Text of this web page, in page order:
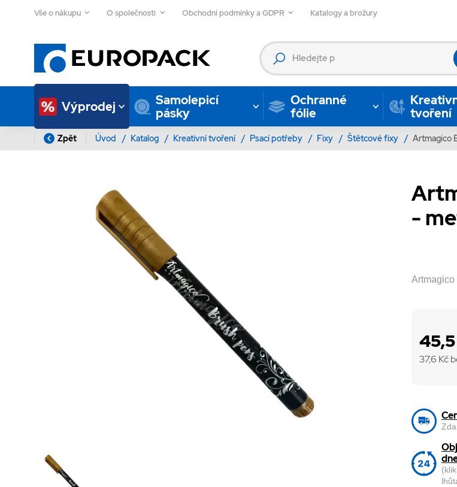
Vše o nákupu O společnosti Obchodní podmínky a GDPR Katalogy a brožury
Výprodej
Samolepicí
pásky
Ochranné
fólie
tvoření
Zpět Úvod / Katalog / Kreativní tvoření / Psací potřeby / Fixy / Štětcové fixy / Artmagico
-
Artmagico
37,6 Kč